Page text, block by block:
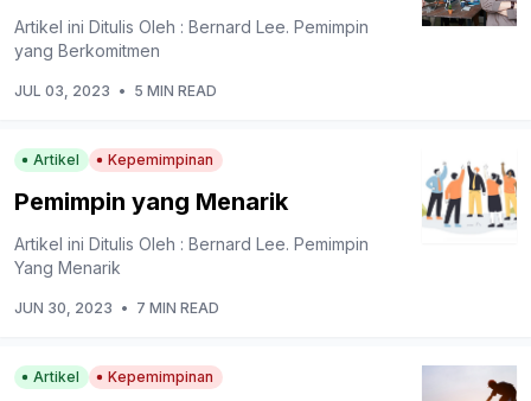
Artikel ini Ditulis Oleh : Bernard Lee. Pemimpin
yang Berkomitmen
JUL 03, 2023 • 5 MIN READ
Artikel Kepemimpinan
Pemimpin yang Menarik
Artikel ini Ditulis Oleh : Bernard Lee. Pemimpin
Yang Menarik
JUN 30, 2023 • 7 MIN READ
Artikel Kepemimpinan